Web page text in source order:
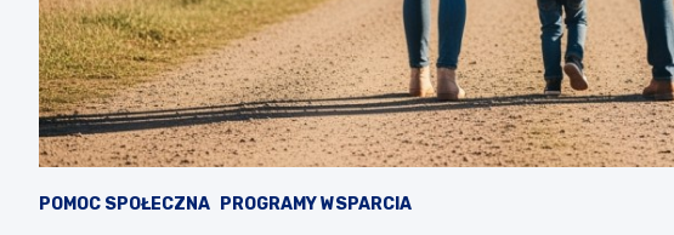
POMOC SPOŁECZNA PROGRAMY WSPARCIA